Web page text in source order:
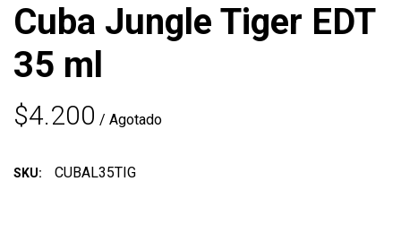
Cuba Jungle Tiger EDT
35 ml
$4.200 / Agotado
SKU: CUBAL35TIG